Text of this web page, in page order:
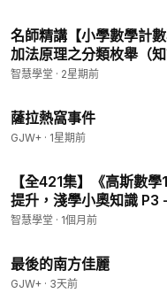
名師精講【小學數學計
加法原理之分類枚舉（知
智慧學堂 · 2星期前
薩拉熱窩事件
GJW+ · 1星期前
【全421集】《高斯數
提升，淺學小奧知識 P3
智慧學堂 · 1個月前
最後的南方佳麗
GJW+ · 3天前